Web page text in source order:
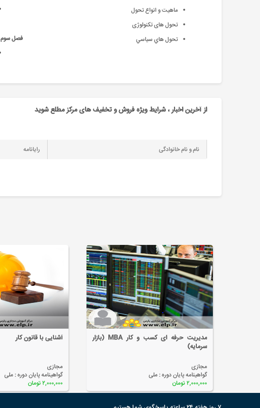
ماهیت و انواع تحول
تحول های تکنولوژی
تحول هاي سياسي
فصل سوم
از آخرین اخبار ، شرایط ویژه فروش و تخفیف های مرکز مطلع شوید
آشنایی با قانون کار
مجازی
گواهینامه پایان دوره :ملی
۲,۰۰۰,۰۰۰ تومان
مدیریت حرفه ای کسب و کار MBA (بازار
سرمایه)
مجازی
گواهینامه پایان دوره :ملی
۲,۰۰۰,۰۰۰ تومان